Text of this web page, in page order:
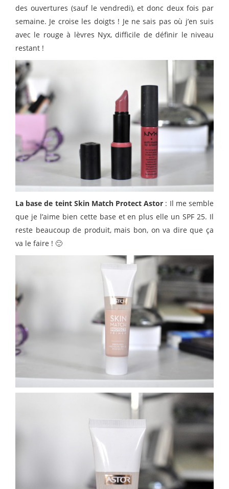
des ouvertures (sauf le vendredi), et donc deux fois par
semaine. Je croise les doigts ! Je ne sais pas où j’en suis
avec le rouge à lèvres Nyx, difficile de définir le niveau
restant !
La base de teint Skin Match Protect Astor : Il me semble
que je l’aime bien cette base et en plus elle un SPF 25. Il
reste beaucoup de produit, mais bon, on va dire que ça
va le faire ! 🙂